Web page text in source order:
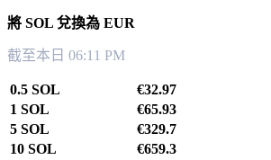
將 SOL 兌換為 EUR
截至本日 06:11 PM
0.5 SOL
€32.97
1 SOL
€65.93
5 SOL
€329.7
10 SOL
€659.3